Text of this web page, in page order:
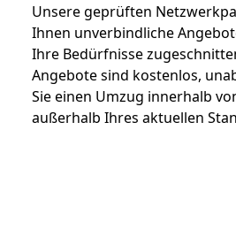
Unsere geprüften
Ihnen unverbindliche
Ihre Bedürfnisse
Angebote sind kostenlos,
Sie einen Umzug innerhalb
außerhalb Ihres aktuellen